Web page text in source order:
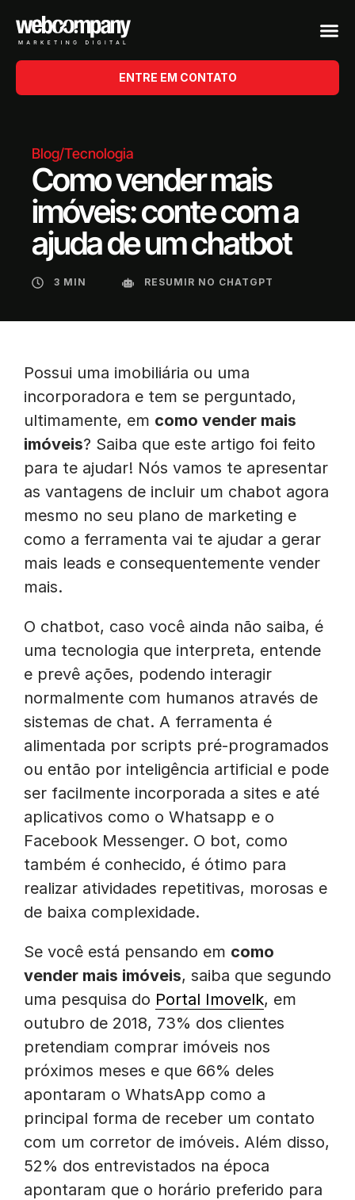
ENTRE EM CONTATO
Blog/Tecnologia
Como vender mais
imóveis: conte com a
ajuda de um chatbot
3 MIN RESUMIR NO CHATGPT
Possui uma imobiliária ou uma
incorporadora e tem se perguntado,
ultimamente, em como vender mais
imóveis? Saiba que este artigo foi feito
para te ajudar! Nós vamos te apresentar
as vantagens de incluir um chabot agora
mesmo no seu plano de marketing e
como a ferramenta vai te ajudar a gerar
mais leads e consequentemente vender
mais.
O chatbot, caso você ainda não saiba, é
uma tecnologia que interpreta, entende
e prevê ações, podendo interagir
normalmente com humanos através de
sistemas de chat. A ferramenta é
alimentada por scripts pré-programados
ou então por inteligência artificial e pode
ser facilmente incorporada a sites e até
aplicativos como o Whatsapp e o
Facebook Messenger. O bot, como
também é conhecido, é ótimo para
realizar atividades repetitivas, morosas e
de baixa complexidade.
Se você está pensando em como
vender mais imóveis, saiba que segundo
uma pesquisa do Portal Imovelk, em
outubro de 2018, 73% dos clientes
pretendiam comprar imóveis nos
próximos meses e que 66% deles
apontaram o WhatsApp como a
principal forma de receber um contato
com um corretor de imóveis. Além disso,
52% dos entrevistados na época
apontaram que o horário preferido para